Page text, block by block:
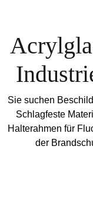
Sie suchen
Schlagfeste
Halterahmen für
der